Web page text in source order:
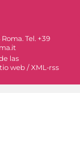
Tel. +39
las
web /XML-rss